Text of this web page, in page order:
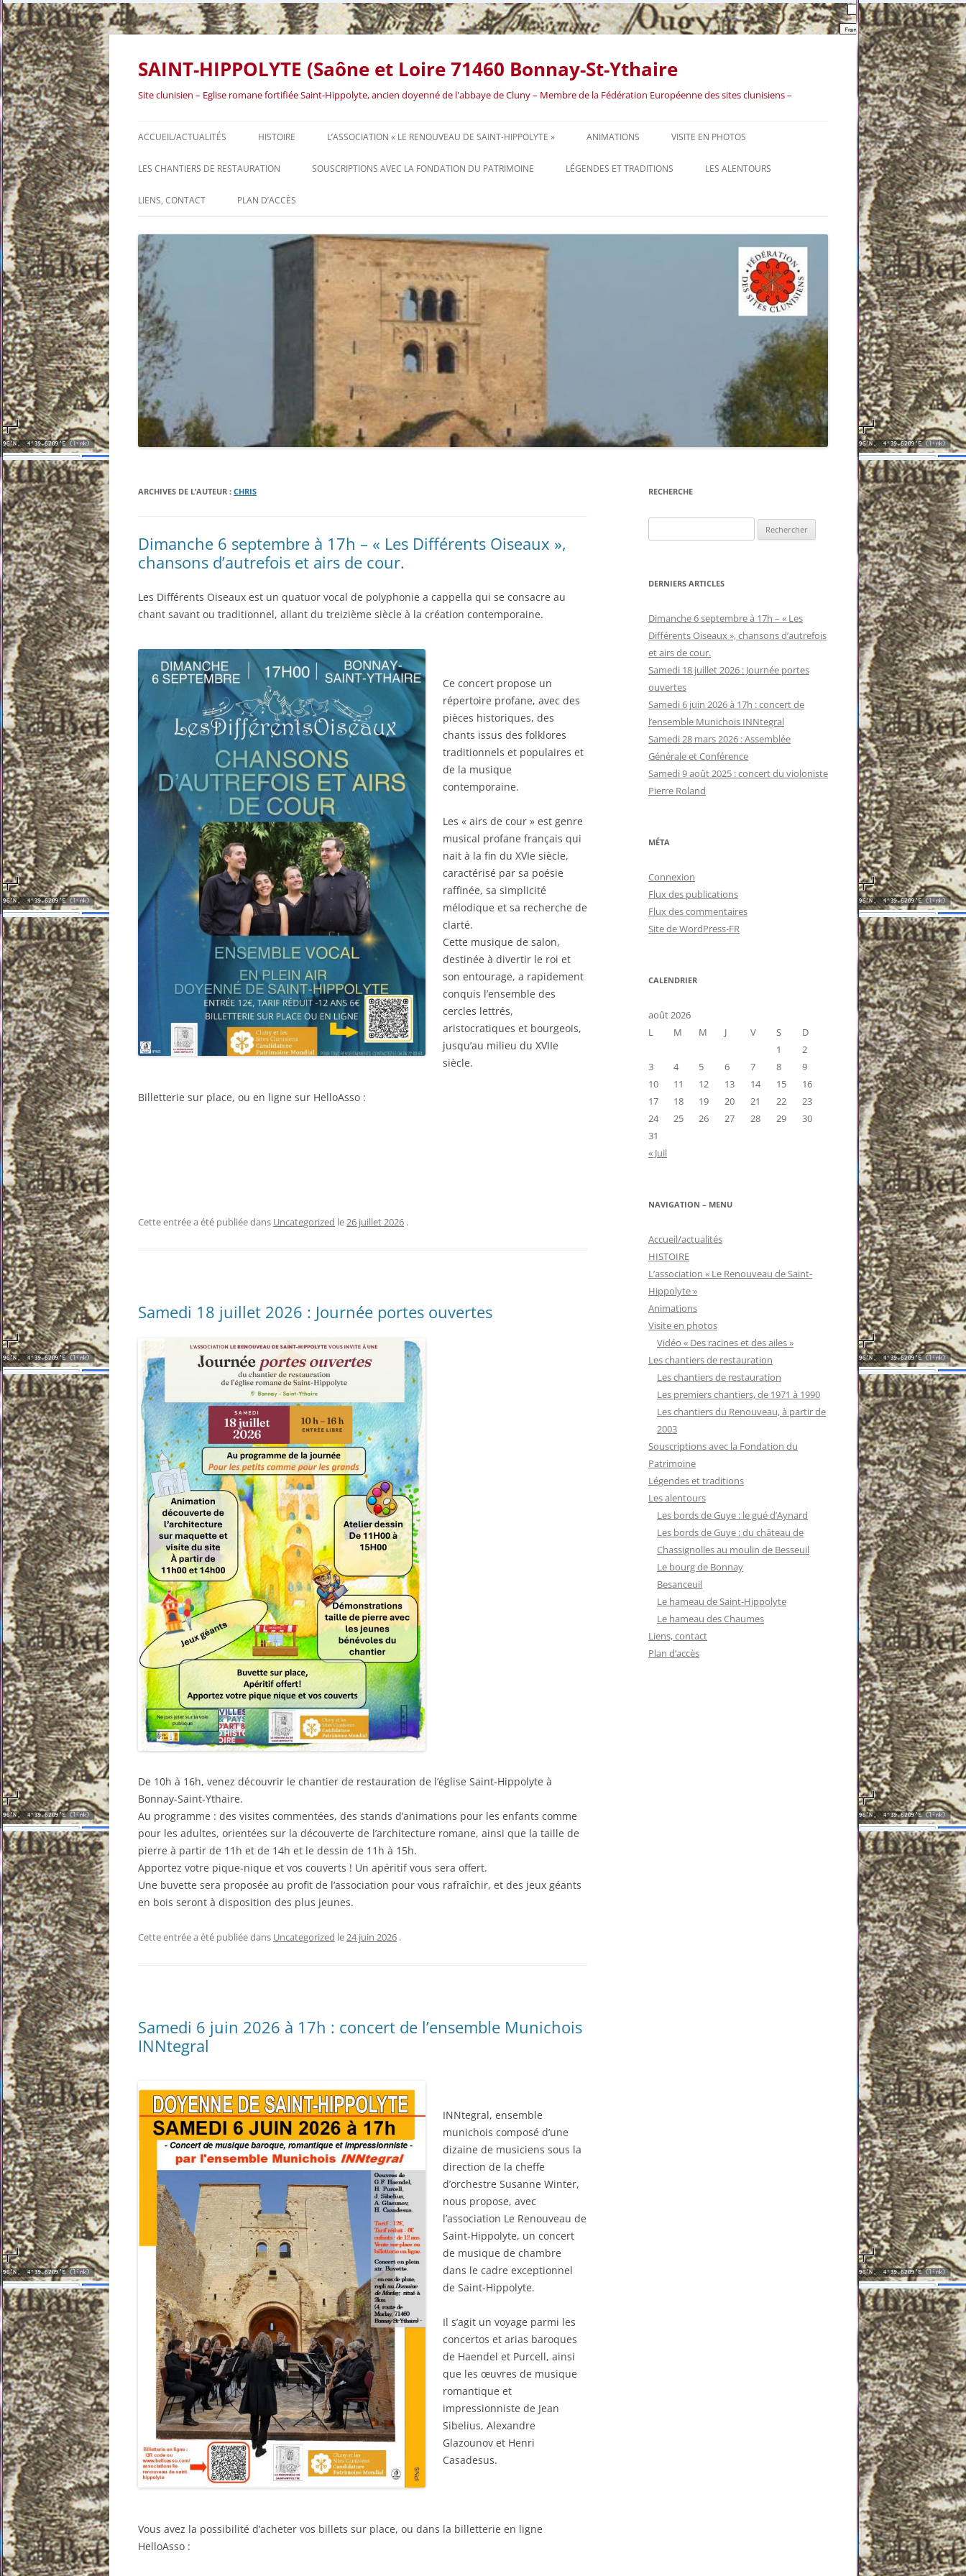
SAINT-HIPPOLYTE (Saône et Loire 71460 Bonnay-St-Ythaire
Site clunisien – Eglise romane fortifiée Saint-Hippolyte, ancien doyenné de l'abbaye de Cluny – Membre de la Fédération Européenne des sites clunisiens –
au
ACCUEIL/ACTUALITÉS HISTOIRE L’ASSOCIATION « LE RENOUVEAU DE SAINT-HIPPOLYTE » ANIMATIONS VISITE EN PHOTOS
VIDÉO « DES RACINES ET DES
LES CHANTIERS DE RESTAURATION
LES CHANTIERS DE RESTAURATION
1971 À 1990
LES CHANTIERS DU RENOUVEAU, À
PARTIR DE 2003
SOUSCRIPTIONS AVEC LA FONDATION DU PATRIMOINE LÉGENDES ET TRADITIONS LES ALENTOURS
LES BORDS DE GUYE : DU
CHÂTEAU DE CHASSIGNOLLES AU
MOULIN DE BESSEUIL
LE BOURG DE BONNAY
LE HAMEAU DE SAINT-HIPPOLYTE
LE HAMEAU DES CHAUMES
LIENS, CONTACT PLAN D’ACCÈS
ARCHIVES DE L’AUTEUR : CHRIS
Dimanche 6 septembre à 17h – « Les Différents Oiseaux »,
chansons d’autrefois et airs de cour.
Les Différents Oiseaux est un quatuor vocal de polyphonie a cappella qui se consacre au
chant savant ou traditionnel, allant du treizième siècle à la création contemporaine.
Ce concert propose un
répertoire profane, avec des
pièces historiques, des
chants issus des folklores
traditionnels et populaires et
de la musique
contemporaine.
Les « airs de cour » est genre
musical profane français qui
nait à la fin du XVIe siècle,
caractérisé par sa poésie
raffinée, sa simplicité
mélodique et sa recherche de
clarté.
Cette musique de salon,
destinée à divertir le roi et
son entourage, a rapidement
conquis l’ensemble des
cercles lettrés,
aristocratiques et bourgeois,
jusqu’au milieu du XVIIe
siècle.
Billetterie sur place, ou en ligne sur HelloAsso :
Cette entrée a été publiée dans Uncategorized le26 juillet 2026 .
Samedi 18 juillet 2026 : Journée portes ouvertes
De 10h à 16h, venez découvrir le chantier de restauration de l’église Saint-Hippolyte à
Bonnay-Saint-Ythaire.
Au programme : des visites commentées, des stands d’animations pour les enfants comme
pour les adultes, orientées sur la découverte de l’architecture romane, ainsi que la taille de
pierre à partir de 11h et de 14h et le dessin de 11h à 15h.
Apportez votre pique-nique et vos couverts ! Un apéritif vous sera offert.
Une buvette sera proposée au profit de l’association pour vous rafraîchir, et des jeux géants
en bois seront à disposition des plus jeunes.
Cette entrée a été publiée dans Uncategorized le24 juin 2026 .
Samedi 6 juin 2026 à 17h : concert de l’ensemble Munichois
INNtegral
INNtegral, ensemble
munichois composé d’une
dizaine de musiciens sous la
direction de la cheffe
d’orchestre Susanne Winter,
nous propose, avec
l’association Le Renouveau de
Saint-Hippolyte, un concert
de musique de chambre
dans le cadre exceptionnel
de Saint-Hippolyte.
Il s’agit un voyage parmi les
concertos et arias baroques
de Haendel et Purcell, ainsi
que les œuvres de musique
romantique et
impressionniste de Jean
Sibelius, Alexandre
Glazounov et Henri
Casadesus.
Vous avez la possibilité d’acheter vos billets sur place, ou dans la billetterie en ligne
HelloAsso :
RECHERCHE
DERNIERS ARTICLES
Dimanche 6 septembre à 17h – « Les
Différents Oiseaux », chansons d’autrefois
et airs de cour.
Samedi 18 juillet 2026 : Journée portes
ouvertes
Samedi 6 juin 2026 à 17h : concert de
l’ensemble Munichois INNtegral
Samedi 28 mars 2026 : Assemblée
Générale et Conférence
Samedi 9 août 2025 : concert du violoniste
Pierre Roland
MÉTA
Connexion
Flux des publications
Flux des commentaires
Site de WordPress-FR
CALENDRIER
août 2026
L
M M J V S
D
1
2
3
4 5 6 7 8
9
10
11 12 13 14 15
16
17
18 19 20 21 22
23
24
25 26 27 28 29
30
31
« Juil
NAVIGATION – MENU
Accueil/actualités
HISTOIRE
L’association « Le Renouveau de Saint-
Hippolyte »
Animations
Visite en photos
Vidéo « Des racines et des ailes »
Les chantiers de restauration
Les chantiers de restauration
Les premiers chantiers, de 1971 à 1990
Les chantiers du Renouveau, à partir de
2003
Souscriptions avec la Fondation du
Patrimoine
Légendes et traditions
Les alentours
Les bords de Guye : le gué d’Aynard
Les bords de Guye : du château de
Chassignolles au moulin de Besseuil
Le bourg de Bonnay
Besanceuil
Le hameau de Saint-Hippolyte
Le hameau des Chaumes
Liens, contact
Plan d’accès